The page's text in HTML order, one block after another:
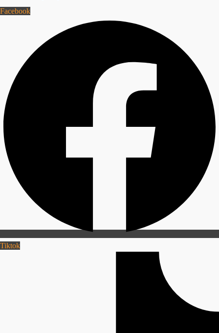
Facebook
Tiktok